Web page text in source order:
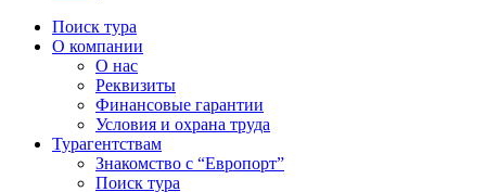
Поиск тура
О компании
О нас
Реквизиты
Финансовые гарантии
Условия и охрана труда
Турагентствам
Знакомство с “Европорт”
Поиск тура